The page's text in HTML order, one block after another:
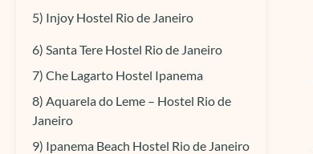
5) Injoy Hostel Rio de Janeiro
6) Santa Tere Hostel Rio de Janeiro
7) Che Lagarto Hostel Ipanema
8) Aquarela do Leme – Hostel Rio de
Janeiro
9) Ipanema Beach Hostel Rio de Janeiro